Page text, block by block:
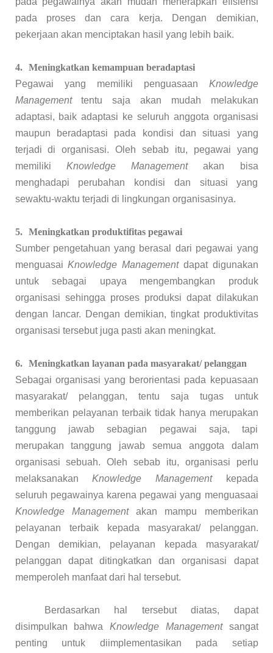
pada proses dan cara kerja. Dengan demikian,
pekerjaan akan menciptakan hasil yang lebih baik.
4.
Meningkatkan kemampuan beradaptasi
Pegawai yang memiliki penguasaan Knowledge
Managementtentu saja akan mudah melakukan
adaptasi, baik adaptasi ke seluruh anggota organisasi
maupun beradaptasi pada kondisi dan situasi yang
terjadi di organisasi. Oleh sebab itu, pegawai yang
memiliki Knowledge Managementakan bisa
menghadapi perubahan kondisi dan situasi yang
sewaktu-waktu terjadi di lingkungan organisasinya.
5.
Meningkatkan produktifitas pegawai
Sumber pengetahuan yang berasal dari pegawai yang
menguasaiKnowledge Managementdapat digunakan
untuk sebagai upaya mengembangkan produk
organisasi sehingga proses produksi dapat dilakukan
dengan lancar. Dengan demikian, tingkat produktivitas
organisasi tersebut juga pasti akan meningkat.
6.
Meningkatkan layanan pada masyarakat/ pelanggan
Sebagai organisasi yang berorientasi pada kepuasaan
masyarakat/ pelanggan, tentu saja tugas untuk
memberikan pelayanan terbaik tidak hanya merupakan
tanggung jawab sebagian pegawai saja, tapi
merupakan tanggung jawab semua anggota dalam
organisasi sebuah. Oleh sebab itu, organisasi perlu
melaksanakanKnowledge Managementkepada
seluruh pegawainya karena pegawai yang menguasaai
Knowledge Managementakan mampu memberikan
pelayanan terbaik kepada masyarakat/ pelanggan.
Dengan demikian, pelayanan kepada masyarakat/
pelanggan dapat ditingkatkan dan organisasi dapat
memperoleh manfaat dari hal tersebut.
Berdasarkan hal tersebut diatas, dapat
disimpulkan bahwa Knowledge Managementsangat
penting untuk diimplementasikan pada setiap